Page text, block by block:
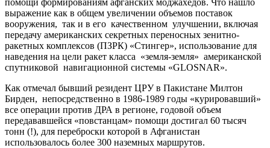
выражение как в общем увеличении объемов поставок
вооружения, так и в его качественном улучшении, включая
передачу американских секретных переносных зенитно-
ракетных комплексов (ПЗРК) «Стингер», использование для
наведения на цели ракет класса «земля-земля» американской
спутниковой навигационной системы «GLOSNAR».
Как отмечал бывший резидент ЦРУ в Пакистане Милтон
Бирден, непосредственно в 1986-1989 годы «курировавший»
все операции против ДРА в регионе, годовой объем
передававшейся «повстанцам» помощи достигал 60 тысяч
тонн (!), для переброски которой в Афганистан
использовалось более 300 наземных маршрутов.